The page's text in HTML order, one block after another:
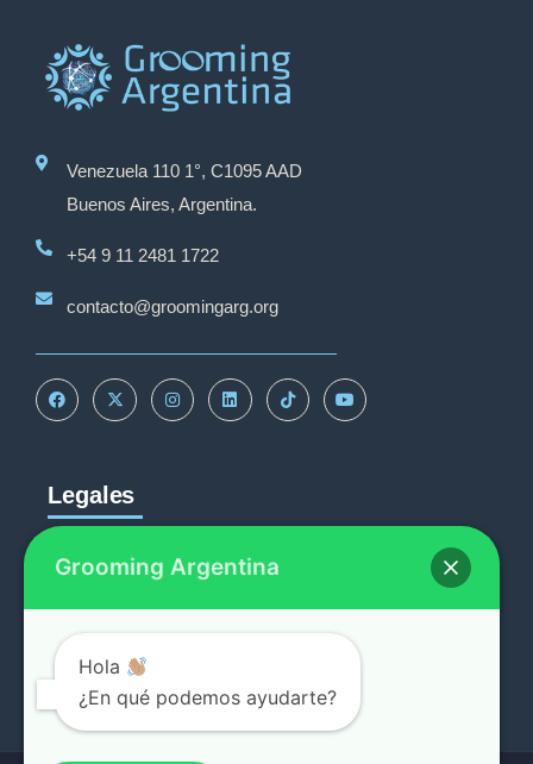
Venezuela 110 1°, C1095 AAD
Buenos Aires, Argentina.
+54 9 11 2481 1722
contacto@groomingarg.org
Legales
Reportar
Política de Privacidad
Grooming Argentina
Hola
¿En qué podemos ayudarte?